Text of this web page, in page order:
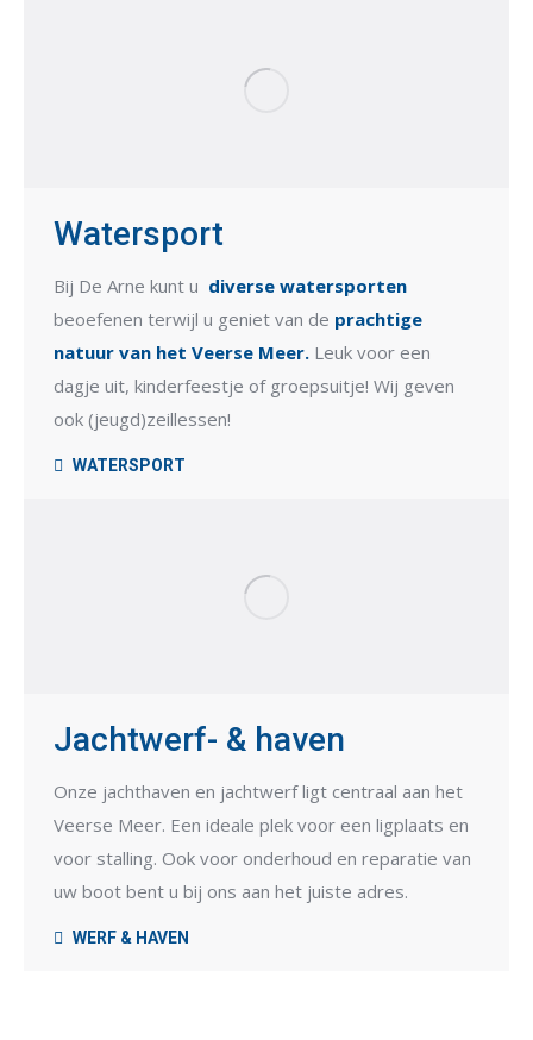
Watersport
Bij De Arne kunt u diverse watersporten
beoefenen terwijl u geniet van de prachtige
natuur van het Veerse Meer. Leuk voor een
dagje uit, kinderfeestje of groepsuitje! Wij geven
ook (jeugd)zeillessen!
WATERSPORT
Jachtwerf- & haven
Onze jachthaven en jachtwerf ligt centraal aan het
Veerse Meer. Een ideale plek voor een ligplaats en
voor stalling. Ook voor onderhoud en reparatie van
uw boot bent u bij ons aan het juiste adres.
WERF & HAVEN